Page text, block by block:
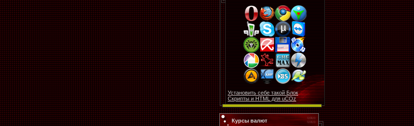
Установить себе такой Блок
Скрипты и HTML для uCOz
Курсы валют